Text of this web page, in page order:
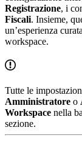
Registrazione, i
Fiscali. Insieme,
un’esperienza
workspace.
Tutte le
Amministratore o
Workspace nella
sezione.